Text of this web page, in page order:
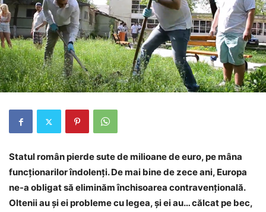
Statul român pierde sute de milioane de euro, pe mâna
funcționarilor îndolenți. De mai bine de zece ani, Europa
ne-a obligat să eliminăm închisoarea contravențională.
Oltenii au și ei probleme cu legea, și ei au… călcat pe bec,